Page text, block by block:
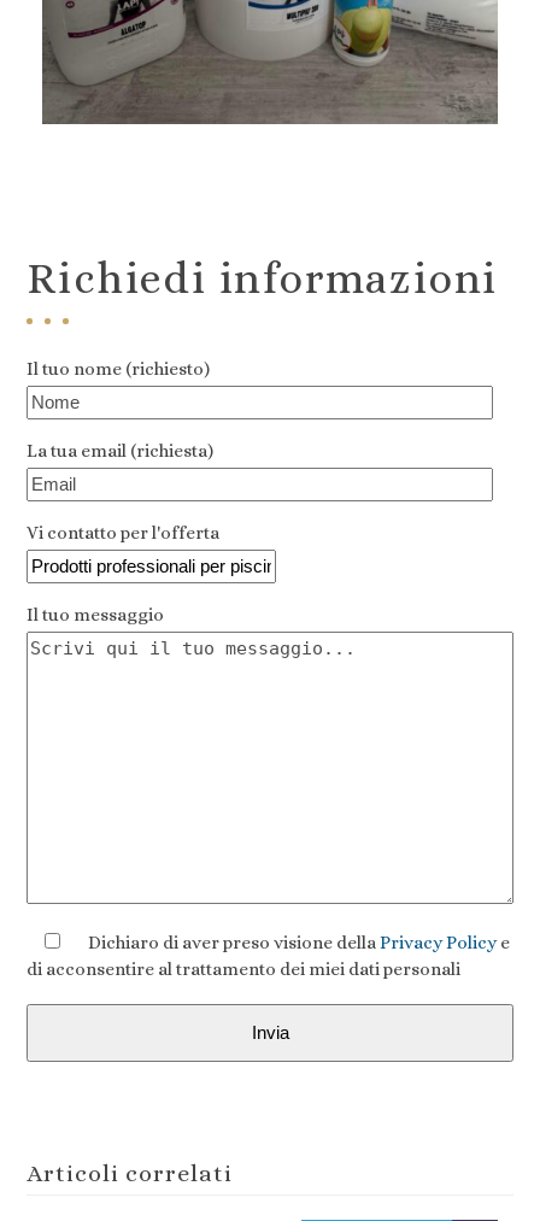
Richiedi informazioni
Il tuo nome (richiesto)
La tua email (richiesta)
Vi contatto per l'offerta
Il tuo messaggio
Dichiaro di aver preso visione dellaPrivacy Policye
di acconsentire al trattamento dei miei dati personali
Articoli correlati